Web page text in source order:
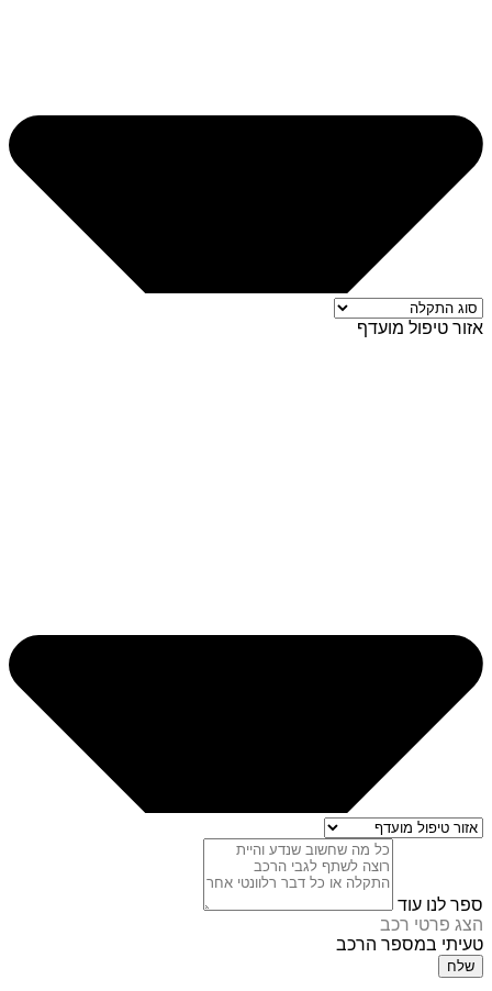
אזור טיפול מועדף
ספר לנו עוד
הצג פרטי רכב
טעיתי במספר הרכב
שלח